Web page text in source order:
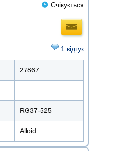
Очікується
1 відгук
27867
RG37-525
Alloid